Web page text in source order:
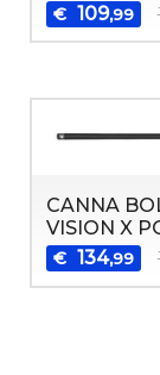
€ 109,99
CANNA
VISION X
€ 134,99